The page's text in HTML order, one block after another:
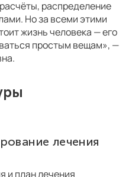
распределение
Но за всеми этими
жизнь человека — его
простым вещам», —
лечения
и план лечения